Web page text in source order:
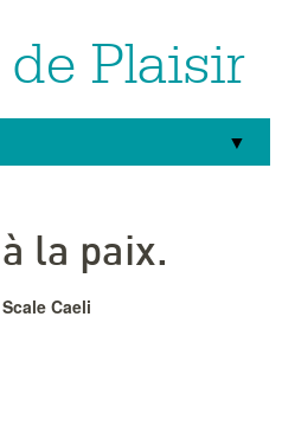
de Plaisir
la paix.
Caeli